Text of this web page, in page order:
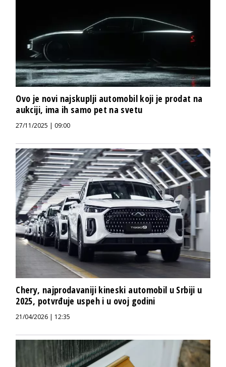
Ovo je novi najskuplji automobil koji je prodat na
aukciji, ima ih samo pet na svetu
27/11/2025 | 09:00
Chery, najprodavaniji kineski automobil u Srbiji u
2025, potvrđuje uspeh i u ovoj godini
21/04/2026 | 12:35